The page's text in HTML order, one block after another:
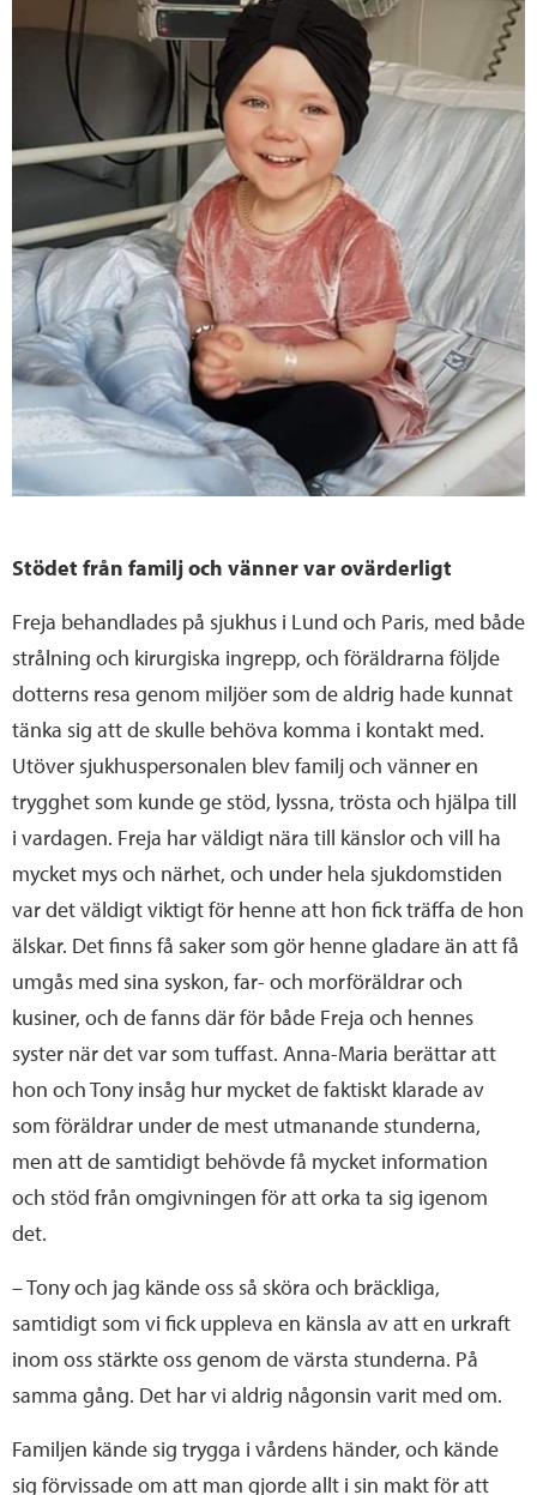
Stödet från familj och vänner var ovärderligt
Freja behandlades på sjukhus i Lund och Paris, med både
strålning och kirurgiska ingrepp, och föräldrarna följde
dotterns resa genom miljöer som de aldrig hade kunnat
tänka sig att de skulle behöva komma i kontakt med.
Utöver sjukhuspersonalen blev familj och vänner en
trygghet som kunde ge stöd, lyssna, trösta och hjälpa till
i vardagen. Freja har väldigt nära till känslor och vill ha
mycket mys och närhet, och under hela sjukdomstiden
var det väldigt viktigt för henne att hon fick träffa de hon
älskar. Det finns få saker som gör henne gladare än att få
umgås med sina syskon, far- och morföräldrar och
kusiner, och de fanns där för både Freja och hennes
syster när det var som tuffast. Anna-Maria berättar att
hon och Tony insåg hur mycket de faktiskt klarade av
som föräldrar under de mest utmanande stunderna,
men att de samtidigt behövde få mycket information
och stöd från omgivningen för att orka ta sig igenom
det.
– Tony och jag kände oss så sköra och bräckliga,
samtidigt som vi fick uppleva en känsla av att en urkraft
inom oss stärkte oss genom de värsta stunderna. På
samma gång. Det har vi aldrig någonsin varit med om.
Familjen kände sig trygga i vårdens händer, och kände
sig förvissade om att man gjorde allt i sin makt för att